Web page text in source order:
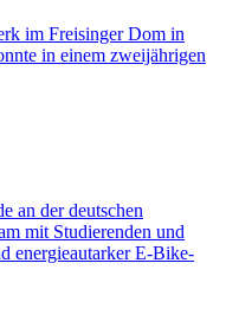
im Freisinger Dom in
in einem zweijährigen
an der deutschen
mit Studierenden und
energieautarker E-Bike-